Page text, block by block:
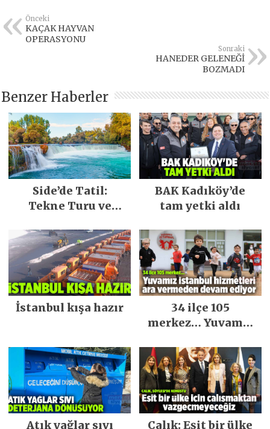
Önceki
KAÇAK HAYVAN
OPERASYONU
Sonraki
HANEDER GELENEĞİ
BOZMADI
Benzer Haberler
Side’de Tatil:
Tekne Turu ve
BAK Kadıköy’de
tam yetki aldı
İstanbul kışa hazır
34 ilçe 105
merkez… Yuvamız
ara vermeden
devam ediyor
Atık yağlar sıvı Çalık: Eşit bir ülke